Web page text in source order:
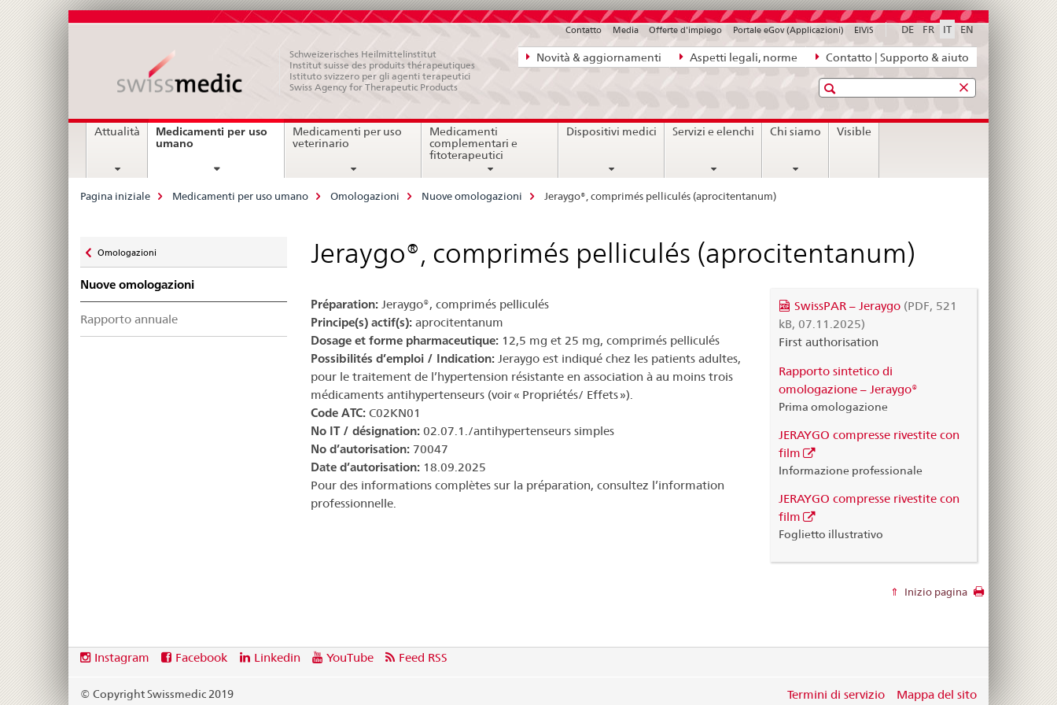
Navigazione
diretta:
aspetti
Novità & aggiornamenti Aspetti legali, norme Contatto | Supporto & aiuto
DE FR IT EN
Contatto Media Offerte d'impiego Portale eGov (Applicazioni) ElViS
Schweizerisches Heilmittelinstitut
Institut suisse des produits thérapeutiques
Istituto svizzero per gli agenti terapeutici
Swiss Agency for Therapeutic Products
Ricerca
Navigation
Attualità
Medicamenti per uso
umanocurrent
Medicamenti per uso
veterinario
Medicamenti
complementari e
fitoterapeutici
Dispositivi medici Servizi e elenchi Chi siamo Visible
Breadcrumb
Pagina iniziale Medicamenti per uso umano Omologazioni Nuove omologazioni Jeraygo®, comprimés pelliculés (aprocitentanum)
zu
Omologazioni
Nuove omologazioni
Rapporto annuale
Jeraygo®, comprimés pelliculés (aprocitentanum)
Préparation:Jeraygo®, comprimés pelliculés
Principe(s) actif(s):aprocitentanum
Dosage et forme pharmaceutique:12,5 mg et 25 mg, comprimés pelliculés
Possibilités d’emploi / Indication:Jeraygo est indiqué chez les patients adultes,
pour le traitement de l’hypertension résistante en association à au moins trois
médicaments antihypertenseurs (voir « Propriétés/ Effets »).
Code ATC:C02KN01
No IT / désignation:02.07.1./antihypertenseurs simples
No d’autorisation:70047
Date d’autorisation:18.09.2025
Pour des informations complètes sur la préparation, consultez l’information
professionnelle.
SwissPAR – Jeraygo(PDF, 521
kB, 07.11.2025)
First authorisation
Rapporto sintetico di
omologazione – Jeraygo®
Prima omologazione
JERAYGO compresse rivestite con
film
Informazione professionale
JERAYGO compresse rivestite con
film
Foglietto illustrativo
Inizio pagina
Footer
Social
links
Instagram Facebook Linkedin YouTube Feed RSS
© Copyright Swissmedic 2019 Termini di servizio Mappa del sito